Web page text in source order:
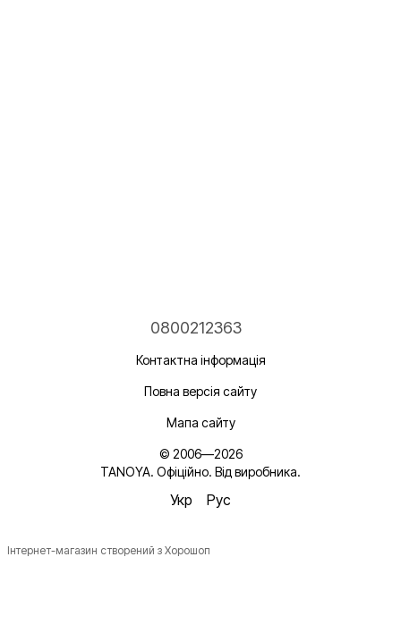
0800212363
Контактна інформація
Повна версія сайту
Мапа сайту
© 2006—2026
TANOYA. Офіційно. Від виробника.
Укр Рус
Інтернет-магазин створений з Хорошоп